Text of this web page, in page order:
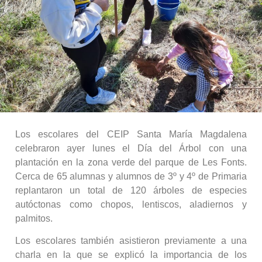
Los escolares del CEIP Santa María Magdalena
celebraron ayer lunes el Día del Árbol con una
plantación en la zona verde del parque de Les Fonts.
Cerca de 65 alumnas y alumnos de 3º y 4º de Primaria
replantaron un total de 120 árboles de especies
autóctonas como chopos, lentiscos, aladiernos y
palmitos.
Los escolares también asistieron previamente a una
charla en la que se explicó la importancia de los